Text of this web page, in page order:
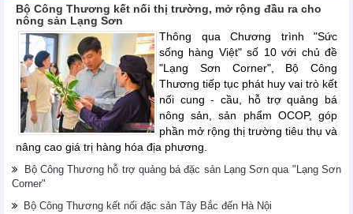
Bộ Công Thương kết nối thị trường, mở rộng đầu ra cho
nông sản Lạng Sơn
Thông qua Chương trình "Sức
sống hàng Việt" số 10 với chủ đề
"Lạng Sơn Corner", Bộ Công
Thương tiếp tục phát huy vai trò kết
nối cung - cầu, hỗ trợ quảng bá
nông sản, sản phẩm OCOP, góp
phần mở rộng thị trường tiêu thụ và
nâng cao giá trị hàng hóa địa phương.
Bộ Công Thương hỗ trợ quảng bá đặc sản Lạng Sơn qua "Lạng Sơn
Corner"
Bộ Công Thương kết nối đặc sản Tây Bắc đến Hà Nội